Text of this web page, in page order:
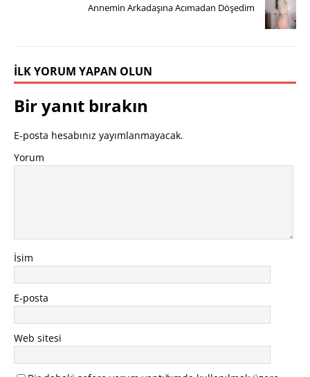
Annemin Arkadaşına Acımadan Döşedim
İLK YORUM YAPAN OLUN
Bir yanıt bırakın
E-posta hesabınız yayımlanmayacak.
Yorum
İsim
E-posta
Web sitesi